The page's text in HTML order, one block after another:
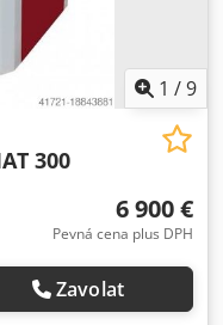
1 /9
300
6 900 €
Pevná cena plus DPH
Zavolat